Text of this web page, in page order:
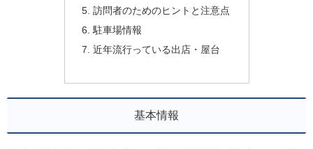
訪問者のためのヒントと注意点
駐車場情報
近年流行っている出店・屋台
基本情報